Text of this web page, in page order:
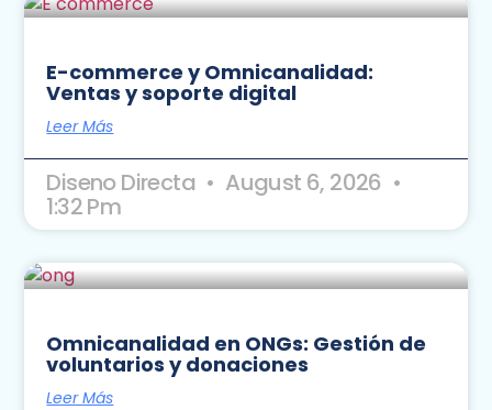
E-commerce y Omnicanalidad:
Ventas y soporte digital
Leer Más
Diseno Directa August 6, 2026
1:32 Pm
Omnicanalidad en ONGs: Gestión de
voluntarios y donaciones
Leer Más